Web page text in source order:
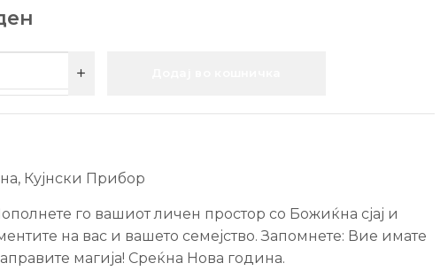
, Кујнски Прибор
го вашиот личен простор со Божиќна сјај и
на вас и вашето семејство. Запомнете: Вие имате
магија! Среќна Нова гoдина.